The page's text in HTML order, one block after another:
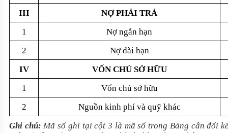
III
NỢ PHẢI TRẢ
1
Nợ ngắn hạn
2
Nợ dài hạn
IV
VỐN CHỦ SỞ HỮU
1
Vốn chủ sở hữu
2
Nguồn kinh phí và quỹ khác
Ghi chú: Mã số ghi tại cột 3 là mã số trong Bảng cân đối